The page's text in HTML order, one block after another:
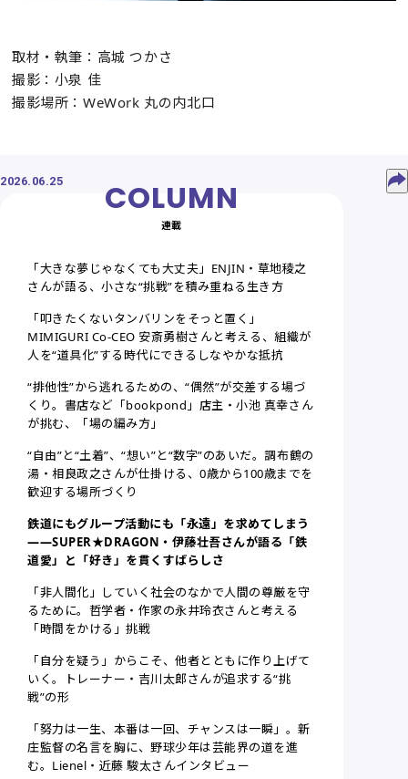
取材・執筆：高城 つかさ
撮影：小泉 佳
撮影場所：WeWork 丸の内北口
2026.06.25
連載
「大きな夢じゃなくても大丈夫」ENJIN・草地稜之
さんが語る、小さな“挑戦”を積み重ねる生き方
「叩きたくないタンバリンをそっと置く」
MIMIGURI Co-CEO 安斎勇樹さんと考える、組織が
人を“道具化”する時代にできるしなやかな抵抗
“排他性”から逃れるための、“偶然”が交差する場づ
くり。書店など「bookpond」店主・小池 真幸さん
が挑む、「場の編み方」
“自由”と“土着”、“想い”と“数字”のあいだ。調布鶴の
湯・相良政之さんが仕掛ける、0歳から100歳までを
歓迎する場所づくり
鉄道にもグループ活動にも「永遠」を求めてしまう
——SUPER★DRAGON・伊藤壮吾さんが語る「鉄
道愛」と「好き」を貫くすばらしさ
「非人間化」していく社会のなかで人間の尊厳を守
るために。哲学者・作家の永井玲衣さんと考える
「時間をかける」挑戦
「自分を疑う」からこそ、他者とともに作り上げて
いく。トレーナー・吉川太郎さんが追求する“挑
戦”の形
「努力は一生、本番は一回、チャンスは一瞬」。新
庄監督の名言を胸に、野球少年は芸能界の道を進
む。Lienel・近藤 駿太さんインタビュー